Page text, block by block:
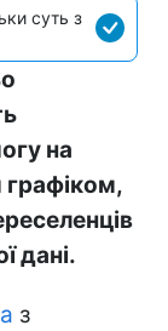
суть з
на
дані.
з